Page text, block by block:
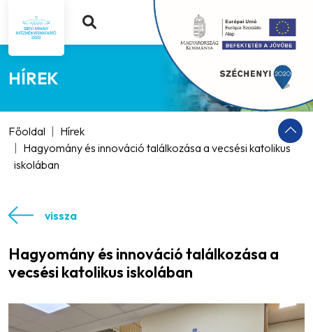
HÍREK
Főoldal
Hírek
Hagyomány és innováció találkozása a vecsési katolikus
iskolában
vissza
Hagyomány és innováció találkozása a
vecsési katolikus iskolában